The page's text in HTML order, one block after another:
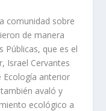
comunidad sobre
de manera
Públicas, que es el
Israel Cervantes
Ecología anterior
avaló y
ecológico a